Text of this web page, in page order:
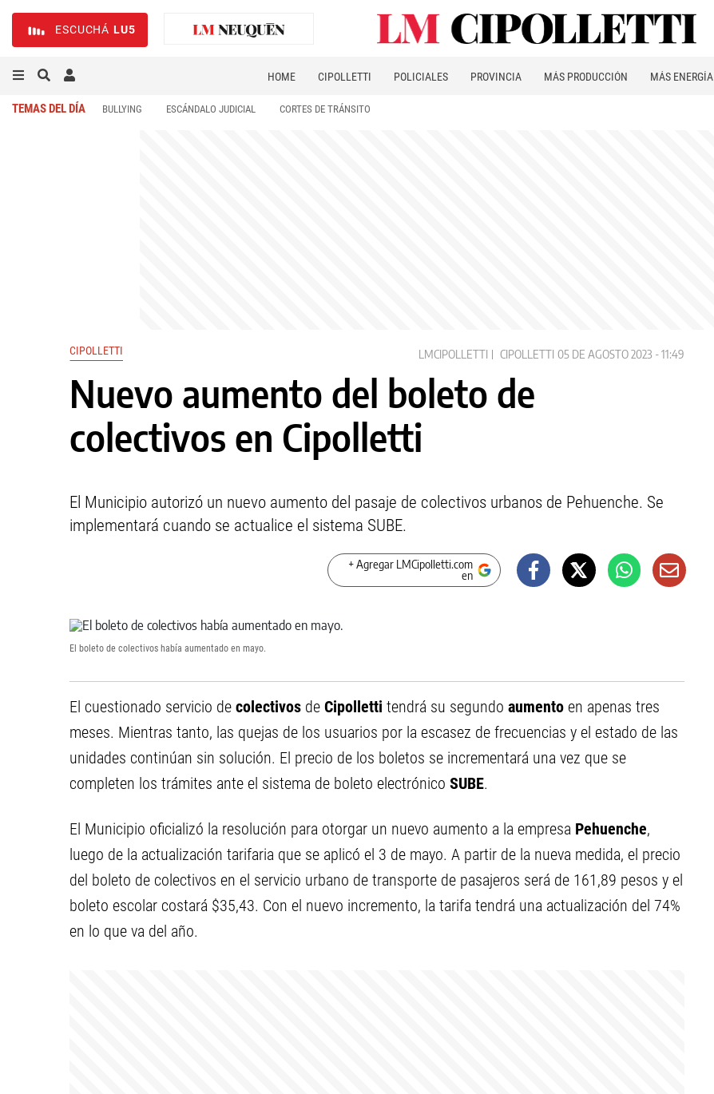
ESCUCHÁ LU5
HOME CIPOLLETTI POLICIALES PROVINCIA MÁS PRODUCCIÓN MÁS ENERGÍA
TEMAS DEL DÍA BULLYING ESCÁNDALO JUDICIAL CORTES DE TRÁNSITO
CIPOLLETTI LMCIPOLLETTI CIPOLLETTI 05 DE AGOSTO 2023 - 11:49
Nuevo aumento del boleto de
colectivos en Cipolletti
El Municipio autorizó un nuevo aumento del pasaje de colectivos urbanos de Pehuenche. Se
implementará cuando se actualice el sistema SUBE.
+ Agregar LMCipolletti.com
en
El boleto de colectivos había aumentado en mayo.
El cuestionado servicio de colectivos de Cipolletti tendrá su segundo aumento en apenas tres
meses. Mientras tanto, las quejas de los usuarios por la escasez de frecuencias y el estado de las
unidades continúan sin solución. El precio de los boletos se incrementará una vez que se
completen los trámites ante el sistema de boleto electrónico SUBE.
El Municipio oficializó la resolución para otorgar un nuevo aumento a la empresa Pehuenche,
luego de la actualización tarifaria que se aplicó el 3 de mayo. A partir de la nueva medida, el precio
del boleto de colectivos en el servicio urbano de transporte de pasajeros será de 161,89 pesos y el
boleto escolar costará $35,43. Con el nuevo incremento, la tarifa tendrá una actualización del 74%
en lo que va del año.